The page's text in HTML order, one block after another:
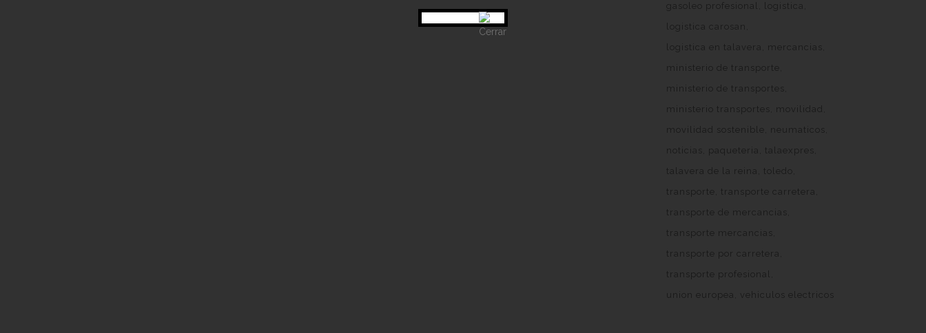
gasoleo profesional
logistica
logistica carosan
logistica en talavera
mercancias
ministerio de transporte
ministerio de transportes
ministerio transportes
movilidad
movilidad sostenible
neumaticos
noticias
paqueteria
talaexpres
talavera de la reina
toledo
transporte
transporte carretera
transporte de mercancias
transporte mercancias
transporte por carretera
transporte profesional
union europea
vehiculos electricos